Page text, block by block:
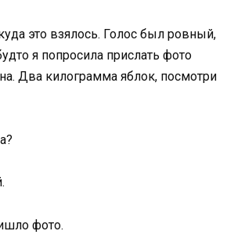
это взялось. Голос был ровный,
я попросила прислать фото
Два килограмма яблок, посмотри
фото.